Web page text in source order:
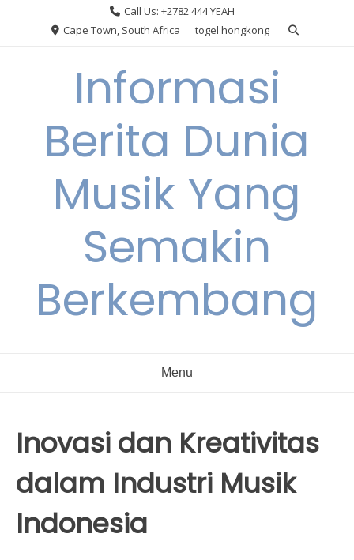
Call Us: +2782 444 YEAH
Cape Town, South Africa
togel hongkong
Informasi
Berita Dunia
Musik Yang
Semakin
Berkembang
Menu
Inovasi dan Kreativitas
dalam Industri Musik
Indonesia